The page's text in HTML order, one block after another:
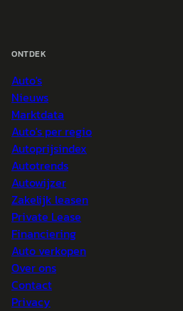
ONTDEK
Auto's
Nieuws
Marktdata
Auto's per regio
Autoprijsindex
Autotrends
Autowijzer
Zakelijk leasen
Private Lease
Financiering
Auto verkopen
Over ons
Contact
Privacy